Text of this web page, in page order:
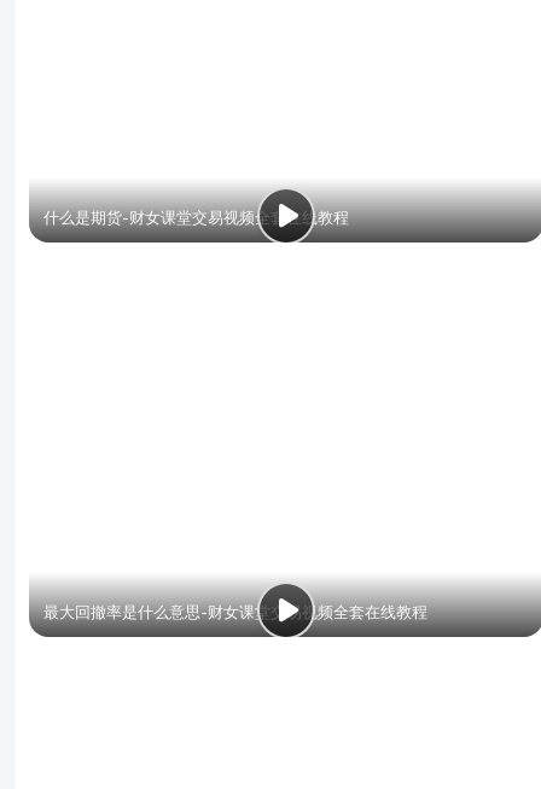
什么是期货-财女课堂交易视频全套在线教程
最大回撤率是什么意思-财女课堂交易视频全套在线教程